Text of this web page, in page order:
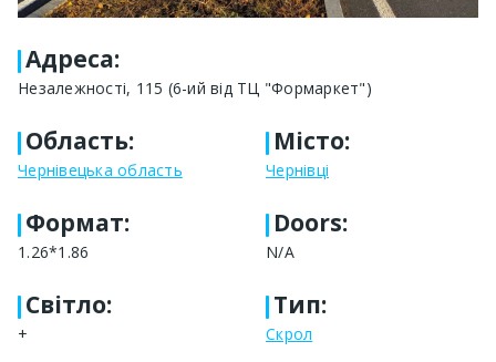
Адреса:
Незалежності, 115 (6-ий від ТЦ "Формаркет")
Область:
Чернівецька область
Місто:
Чернівці
Формат:
1.26*1.86
Doors:
N/A
Світло:
+
Тип:
Скрол